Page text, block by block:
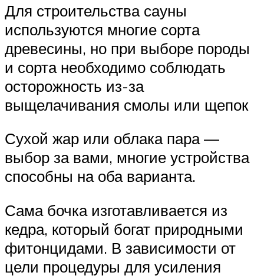
Для строительства сауны
используются многие сорта
древесины, но при выборе породы
и сорта необходимо соблюдать
осторожность из-за
выщелачивания смолы или щепок
Сухой жар или облака пара —
выбор за вами, многие устройства
способны на оба варианта.
Сама бочка изготавливается из
кедра, который богат природными
фитонцидами. В зависимости от
цели процедуры для усиления